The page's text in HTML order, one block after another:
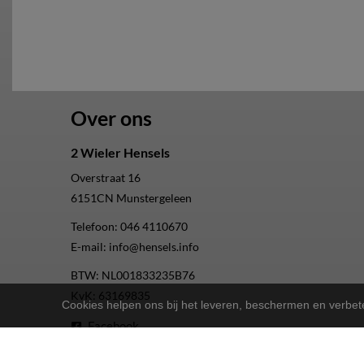
Over ons
2 Wieler Hensels
Overstraat 16
6151CN Munstergeleen
Telefoon: 046 4110670
E-mail: info@hensels.info
BTW: NL001833235B76
KvK: 63169835
Facebook
Cookies helpen ons bij het leveren, beschermen en